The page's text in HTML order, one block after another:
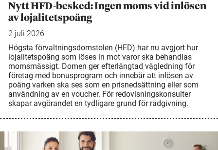
Nytt HFD-besked: Ingen moms vid inlösen
av lojalitetspoäng
2 juli 2026
Högsta förvaltningsdomstolen (HFD) har nu avgjort hur
lojalitetspoäng som löses in mot varor ska behandlas
momsmässigt. Domen ger efterlängtad vägledning för
företag med bonusprogram och innebär att inlösen av
poäng varken ska ses som en prisnedsättning eller som
användning av en voucher. För redovisningskonsulter
skapar avgörandet en tydligare grund för rådgivning.